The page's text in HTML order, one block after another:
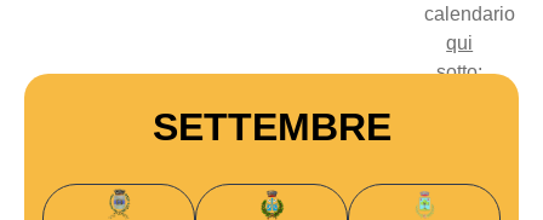
calendario
qui
sotto:
SETTEMBRE